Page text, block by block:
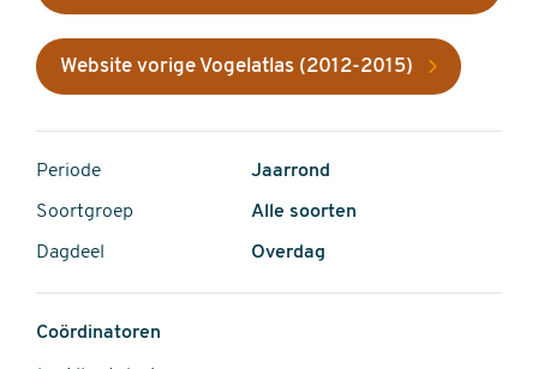
Website vorige Vogelatlas (2012-2015)
Periode Jaarrond
Soortgroep Alle soorten
Dagdeel Overdag
Coördinatoren